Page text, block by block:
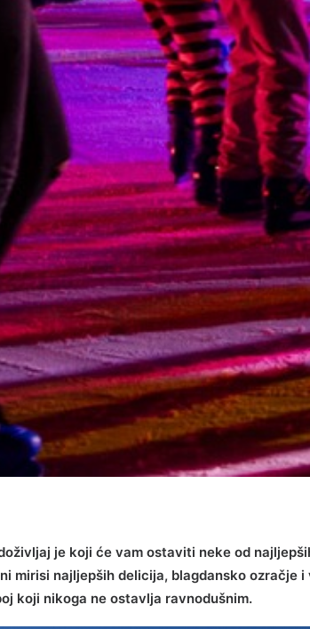
je koji će vam ostaviti neke od
mirisi najljepših delicija, blagdansko ozračje
koji nikoga ne ostavlja ravnodušnim.